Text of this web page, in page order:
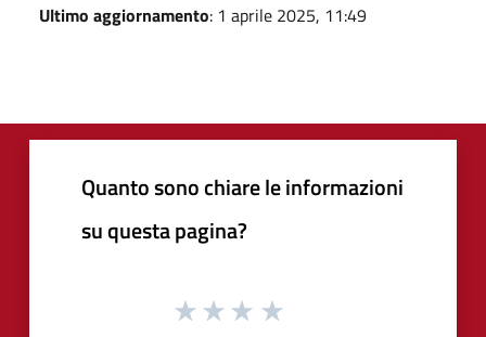
Ultimo aggiornamento: 1 aprile 2025, 11:49
Quanto sono chiare le informazioni
su questa pagina?